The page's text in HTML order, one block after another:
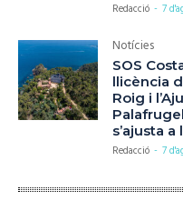
Redacció - 7
Notícies
SOS
llicència
Roig i
s’ajusta
Redacció - 7